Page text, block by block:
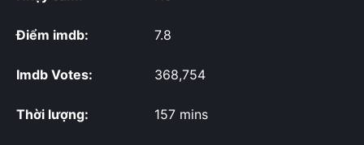
Điểm imdb: 7.8
Imdb Votes: 368,754
Thời lượng: 157 mins